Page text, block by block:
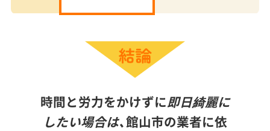
時間と労力をかけずに即日綺麗に
したい場合は、館山市の業者に依